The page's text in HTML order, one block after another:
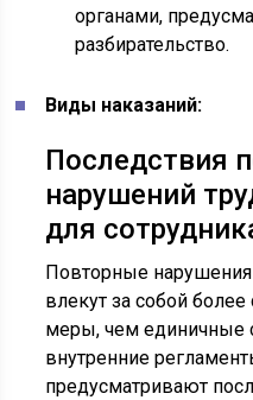
органами,
разбирательство.
Виды наказаний:
Последствия
нарушений
для
Повторные
влекут за собой
меры, чем единичные
внутренние
предусматривают